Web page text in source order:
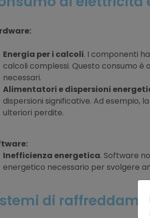
Energia per i calcoli. I componenti
calcoli complessi. Questo consumo
necessari.
Alimentatori e dispersioni
dispersioni significative. Ad
ulteriori perdite.
Inefficienza energetica. Software
energetico necessario per svolgere
di